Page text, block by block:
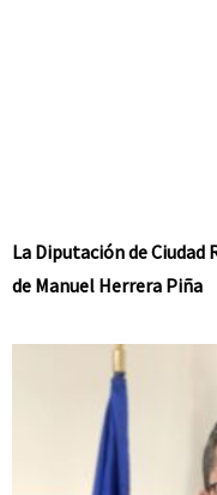
La Diputación de
de Manuel Herrera Piña